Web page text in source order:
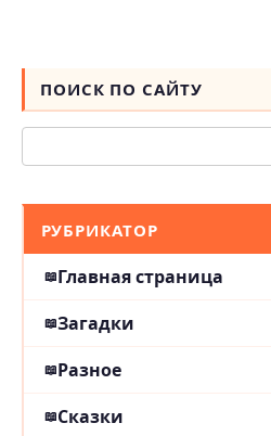
ПОИСК ПО САЙТУ
Поиск:
РУБРИКАТОР
Главная страница
Загадки
Разное
Сказки